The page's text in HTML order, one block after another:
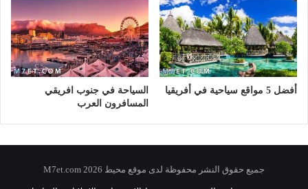
أفضل 5 مواقع سياحية في أفريقيا
السياحة في جنوب افريقي
المسافرون العرب
جميع حقوق النشر محفوظة لدى موقع محيط 2026 M7et.com